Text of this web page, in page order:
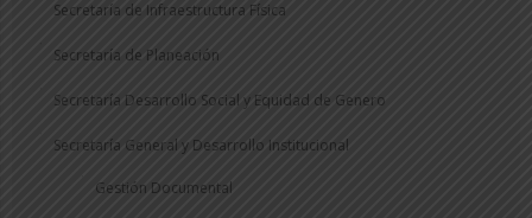
Secretaría de Infraestructura Física
Secretaría de Planeación
Secretaría Desarrollo Social y Equidad de Genero
Secretaría General y Desarrollo Institucional
Gestión Documental